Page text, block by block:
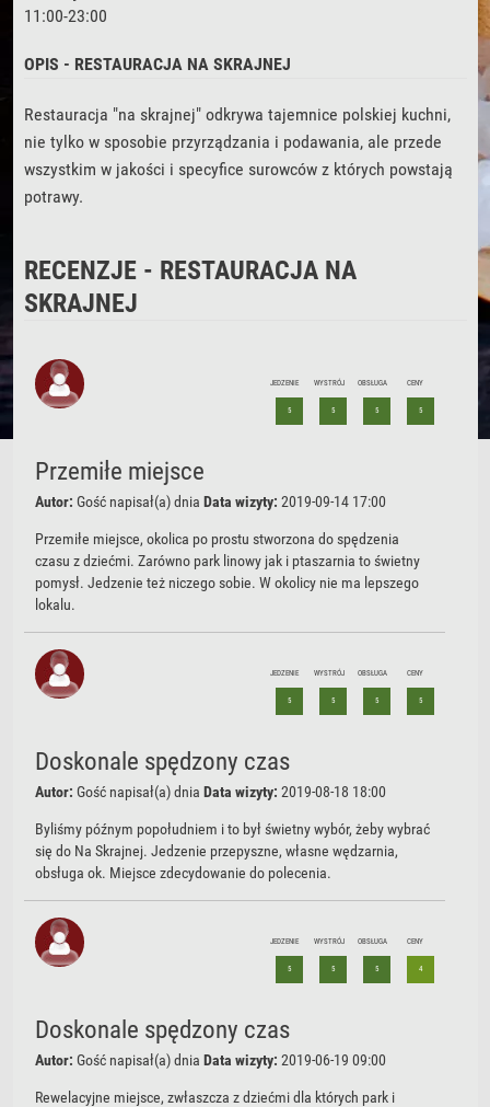
11:00-23:00
OPIS - RESTAURACJA NA SKRAJNEJ
Restauracja "na skrajnej" odkrywa tajemnice polskiej kuchni,
nie tylko w sposobie przyrządzania i podawania, ale przede
wszystkim w jakości i specyfice surowców z których powstają
potrawy.
RECENZJE - RESTAURACJA NA
SKRAJNEJ
JEDZENIE
5
WYSTRÓJ
5
OBSŁUGA
5
CENY
5
Przemiłe miejsce
Autor: Gość napisał(a) dniaData wizyty:2019-09-14 17:00
Przemiłe miejsce, okolica po prostu stworzona do spędzenia
czasu z dziećmi. Zarówno park linowy jak i ptaszarnia to świetny
pomysł. Jedzenie też niczego sobie. W okolicy nie ma lepszego
lokalu.
JEDZENIE
5
WYSTRÓJ
5
OBSŁUGA
5
CENY
5
Doskonale spędzony czas
Autor: Gość napisał(a) dniaData wizyty:2019-08-18 18:00
Byliśmy późnym popołudniem i to był świetny wybór, żeby wybrać
się do Na Skrajnej. Jedzenie przepyszne, własne wędzarnia,
obsługa ok. Miejsce zdecydowanie do polecenia.
JEDZENIE
5
WYSTRÓJ
5
OBSŁUGA
5
CENY
4
Doskonale spędzony czas
Autor: Gość napisał(a) dniaData wizyty:2019-06-19 09:00
Rewelacyjne miejsce, zwłaszcza z dziećmi dla których park i